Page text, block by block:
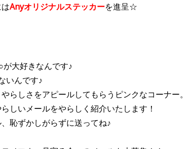
Anyオリジナルステッカーを進呈☆
大好きなんです♪
いんです♪
らしさをアピールしてもらうピンクなコーナー。
しいメールをやらしく紹介いたします！
恥ずかしがらずに送ってね♪